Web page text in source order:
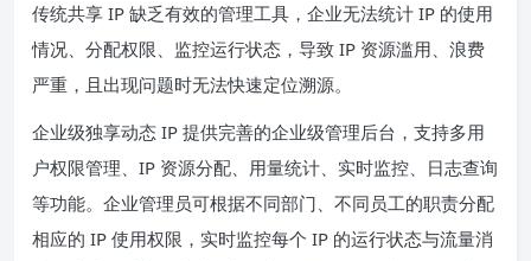
传统共享 IP 缺乏有效的管理工具，企业无法统计 IP 的使用
情况、分配权限、监控运行状态，导致 IP 资源滥用、浪费
严重，且出现问题时无法快速定位溯源。
企业级独享动态 IP 提供完善的企业级管理后台，支持多用
户权限管理、IP 资源分配、用量统计、实时监控、日志查询
等功能。企业管理员可根据不同部门、不同员工的职责分配
相应的 IP 使用权限，实时监控每个 IP 的运行状态与流量消